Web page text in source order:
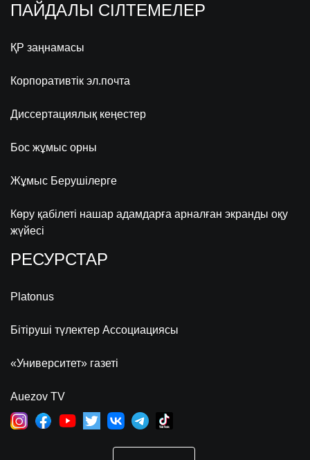
ПАЙДАЛЫ СІЛТЕМЕЛЕР
ҚР заңнамасы
Корпоративтік эл.почта
Диссертациялық кеңестер
Бос жұмыс орны
Жұмыс Берушілерге
Көру қабілеті нашар адамдарға арналған экранды оқу
жүйесі
РЕСУРСТАР
Platonus
Бітіруші түлектер Ассоциациясы
«Университет» газеті
Auezov TV